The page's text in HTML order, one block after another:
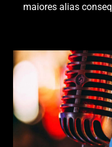
maiores alias